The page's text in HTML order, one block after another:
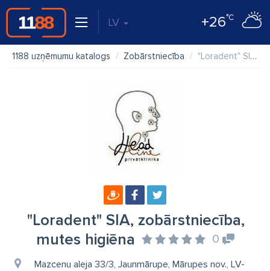
LV +26°C
1188 uzņēmumu katalogs Zobārstniecība "Loradent" SIA, zobārstniecība, mutes higiēna
"Loradent" SIA, zobārstniecība,
mutes higiēna
0
Mazcenu aleja 33/3, Jaunmārupe, Mārupes nov., LV-